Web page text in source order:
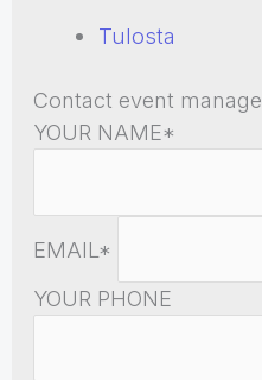
Tulosta
Contact event
YOUR NAME*
EMAIL*
YOUR PHONE